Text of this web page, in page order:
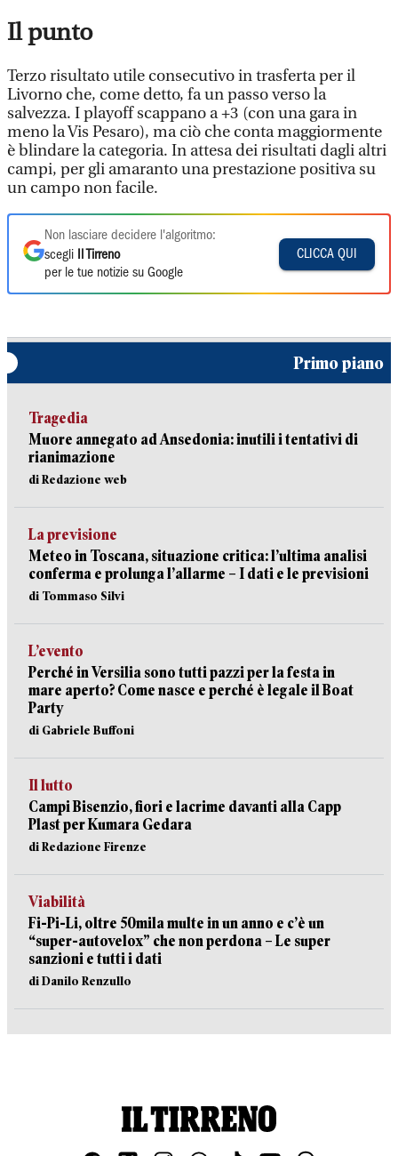
Il punto
Terzo risultato utile consecutivo in trasferta per il
Livorno che, come detto, fa un passo verso la
salvezza. I playoff scappano a +3 (con una gara in
meno la Vis Pesaro), ma ciò che conta maggiormente
è blindare la categoria. In attesa dei risultati dagli altri
campi, per gli amaranto una prestazione positiva su
un campo non facile.
Non lasciare decidere l'algoritmo:
scegli
Il Tirreno
per le tue notizie su Google
CLICCA QUI
Primo piano
Tragedia
Muore annegato ad Ansedonia: inutili i tentativi di
rianimazione
di Redazione web
La previsione
Meteo in Toscana, situazione critica: l’ultima analisi
conferma e prolunga l’allarme – I dati e le previsioni
di Tommaso Silvi
L’evento
Perché in Versilia sono tutti pazzi per la festa in
mare aperto? Come nasce e perché è legale il Boat
Party
di Gabriele Buffoni
Il lutto
Campi Bisenzio, fiori e lacrime davanti alla Capp
Plast per Kumara Gedara
di Redazione Firenze
Viabilità
Fi-Pi-Li, oltre 50mila multe in un anno e c’è un
“super-autovelox” che non perdona – Le super
sanzioni e tutti i dati
di Danilo Renzullo